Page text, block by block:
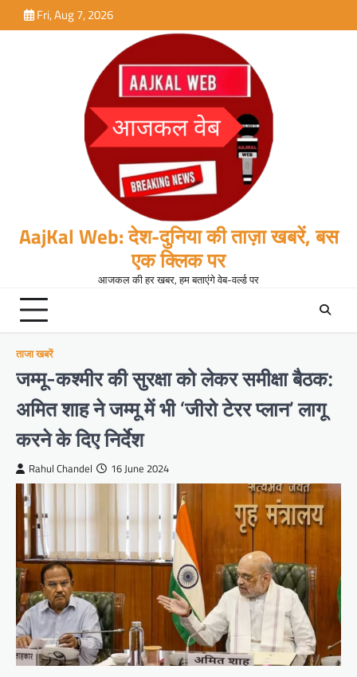
to
Fri, Aug 7, 2026
AajKal Web: देश-दुनिया की ताज़ा खबरें, बस
एक क्लिक पर
आजकल की हर खबर, हम बताएंगे वेब-वर्ल्ड पर
ताजा खबरें
जम्मू-कश्मीर की सुरक्षा को लेकर समीक्षा बैठक:
अमित शाह ने जम्मू में भी ‘जीरो टेरर प्लान’ लागू
करने के दिए निर्देश
Rahul Chandel 16 June 2024